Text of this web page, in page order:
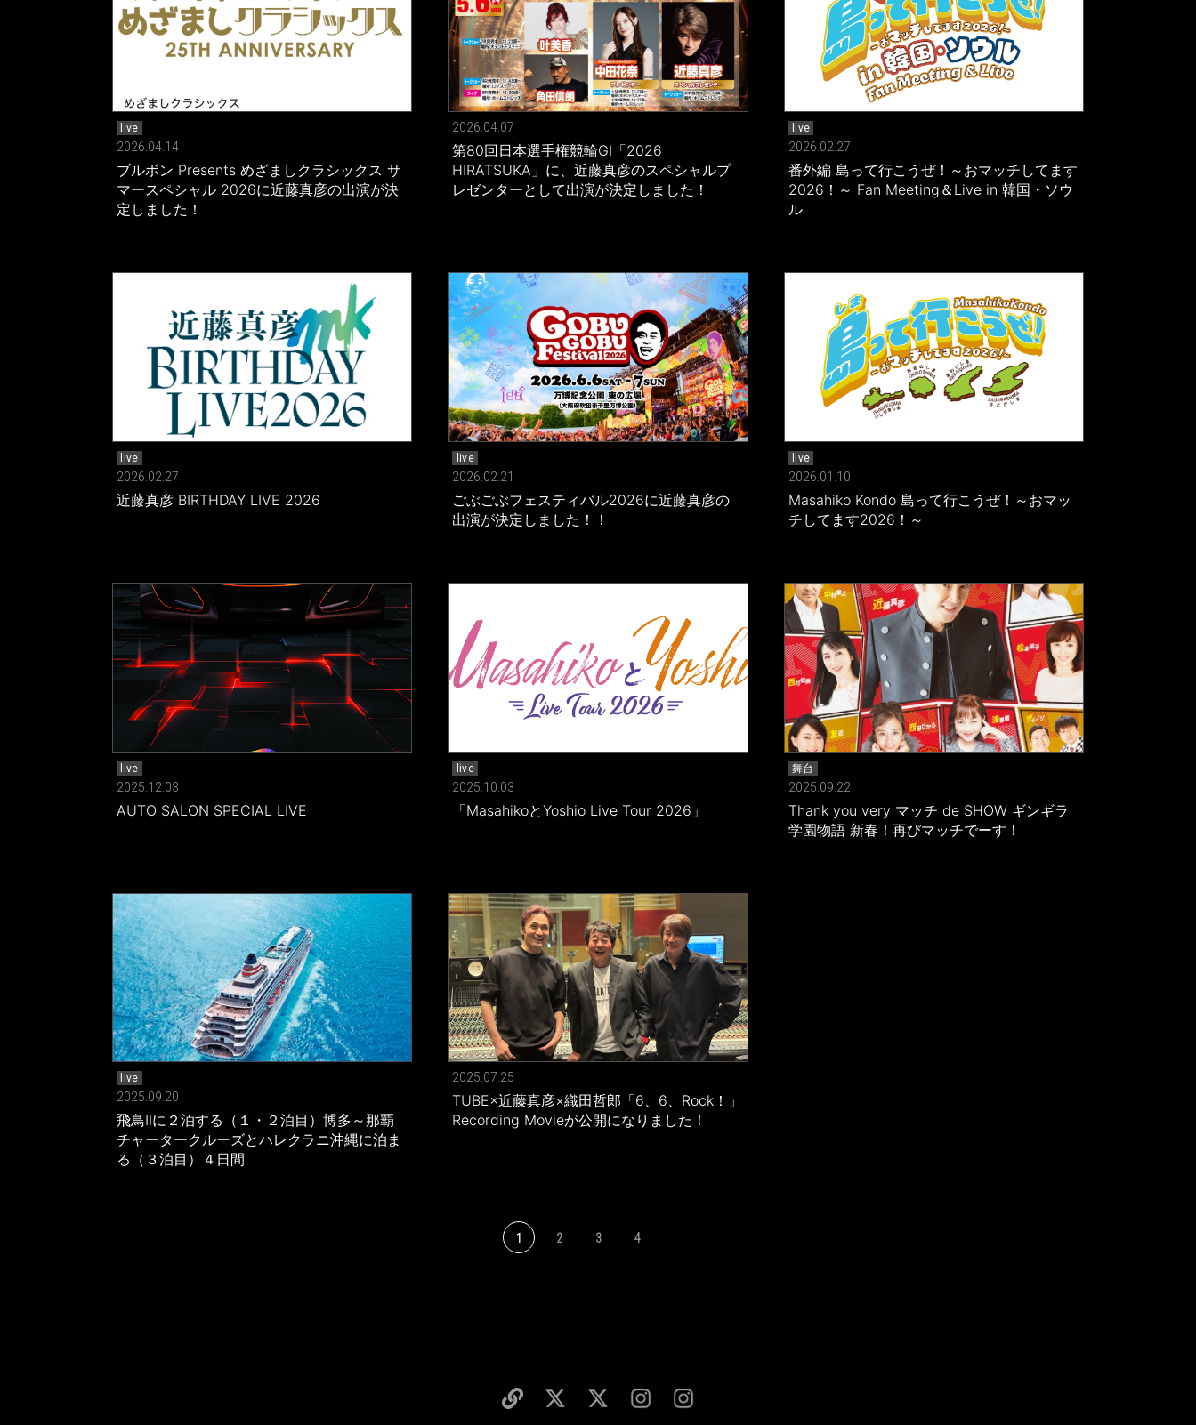
live
2026.04.14
ブルボン Presents めざましクラシックス サ
マースペシャル 2026に近藤真彦の出演が決
定しました！
2026.04.07
第80回日本選手権競輪GI「2026
HIRATSUKA」に、近藤真彦のスペシャルプ
レゼンターとして出演が決定しました！
live
2026.02.27
番外編 島って行こうぜ！～おマッチしてます
2026！～ Fan Meeting＆Live in 韓国・ソウ
ル
live
2026.02.27
近藤真彦 BIRTHDAY LIVE 2026
live
2026.02.21
ごぶごぶフェスティバル2026に近藤真彦の
出演が決定しました！！
live
2026.01.10
Masahiko Kondo 島って行こうぜ！～おマッ
チしてます2026！～
live
2025.12.03
AUTO SALON SPECIAL LIVE
live
2025.10.03
「MasahikoとYoshio Live Tour 2026」
舞台
2025.09.22
Thank you very マッチ de SHOW ギンギラ
学園物語 新春！再びマッチでーす！
live
2025.09.20
飛鳥IIに２泊する（１・２泊目）博多～那覇
チャータークルーズとハレクラニ沖縄に泊ま
る（３泊目）４日間
2025.07.25
TUBE×近藤真彦×織田哲郎「6、6、Rock！」
Recording Movieが公開になりました！
1 2 3 4